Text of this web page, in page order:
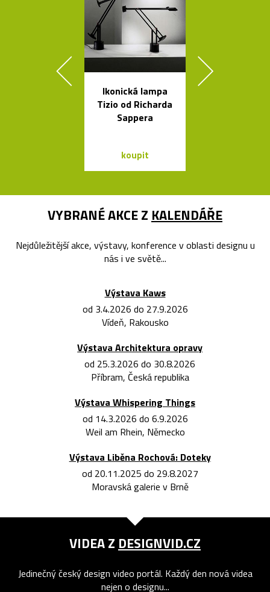
Ikonická lampa
Tizio od Richarda
Sappera
koupit
VYBRANÉ AKCE Z KALENDÁŘE
Nejdůležitější akce, výstavy, konference v oblasti designu u
nás i ve světě...
Výstava Kaws
od 3.4.2026 do 27.9.2026
Vídeň, Rakousko
Výstava Architektura opravy
od 25.3.2026 do 30.8.2026
Příbram, Česká republika
Výstava Whispering Things
od 14.3.2026 do 6.9.2026
Weil am Rhein, Německo
Výstava Liběna Rochová: Doteky
od 20.11.2025 do 29.8.2027
Moravská galerie v Brně
VIDEA Z DESIGNVID.CZ
Jedinečný český design video portál. Každý den nová videa
nejen o designu...